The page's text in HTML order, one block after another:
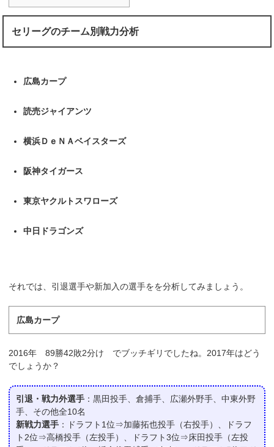
セリーグのチーム別戦力分析
広島カープ
読売ジャイアンツ
横浜ＤｅＮＡベイスターズ
阪神タイガース
東京ヤクルトスワローズ
中日ドラゴンズ
それでは、引退選手や新加入の選手をを分析してみましょう。
広島カープ
2016年 89勝42敗2分け でブッチギリでしたね。2017年はどう
でしょうか？
引退・戦力外選手 ：黒田投手、倉捕手、広瀬外野手、中東外野
手、その他全10名
新戦力選手 ：ドラフト1位⇒加藤拓也投手（右投手）、ドラフ
ト2位⇒高橋投手（左投手）、ドラフト3位⇒床田投手（左投